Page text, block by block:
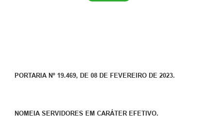
PORTARIA Nº 19.469, DE 08 DE FEVEREIRO DE 2023.
NOMEIA SERVIDORES EM CARÁTER EFETIVO.